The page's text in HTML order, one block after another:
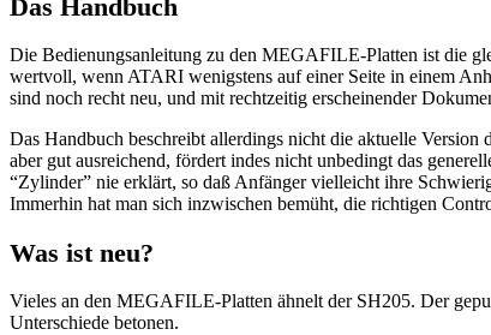
Das Handbuch
Die Bedienungsanleitung zu den MEGAFILE-Platten ist die
wertvoll, wenn ATARI wenigstens auf einer Seite in einem
sind noch recht neu, und mit rechtzeitig erscheinender
Das Handbuch beschreibt allerdings nicht die aktuelle
aber gut ausreichend, fördert indes nicht unbedingt das
“Zylinder” nie erklärt, so daß Anfänger vielleicht ihre
Immerhin hat man sich inzwischen bemüht, die richtigen
Was ist neu?
Vieles an den MEGAFILE-Platten ähnelt der SH205. Der
Unterschiede betonen.